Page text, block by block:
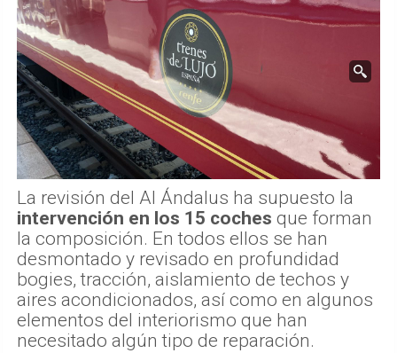
La revisión del Al Ándalus ha supuesto la
intervención en los 15 coches que forman
la composición. En todos ellos se han
desmontado y revisado en profundidad
bogies, tracción, aislamiento de techos y
aires acondicionados, así como en algunos
elementos del interiorismo que han
necesitado algún tipo de reparación.